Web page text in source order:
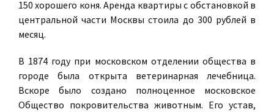
150 хорошего коня. Аренда квартиры с обстановкой в
центральной части Москвы стоила до 300 рублей в
месяц.
В 1874 году при московском отделении общества в
городе была открыта ветеринарная лечебница.
Вскоре было создано полноценное московское
Общество покровительства животным. Его устав,